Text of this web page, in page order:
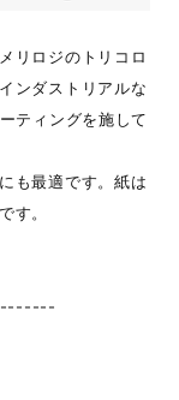
リロジのトリコロ
ンダストリアルな
ティングを施して
も最適です。紙は
す。